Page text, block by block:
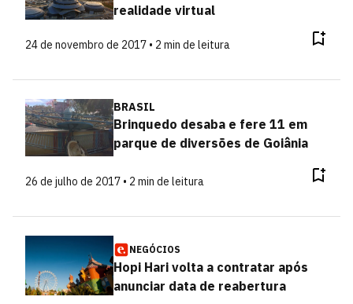
realidade virtual
24 de novembro de 2017 • 2 min de leitura
BRASIL
Brinquedo desaba e fere 11 em
parque de diversões de Goiânia
26 de julho de 2017 • 2 min de leitura
NEGÓCIOS
Hopi Hari volta a contratar após
anunciar data de reabertura